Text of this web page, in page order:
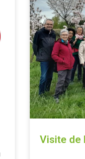
Visite de